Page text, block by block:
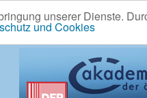
unserer Dienste.
und Cookies